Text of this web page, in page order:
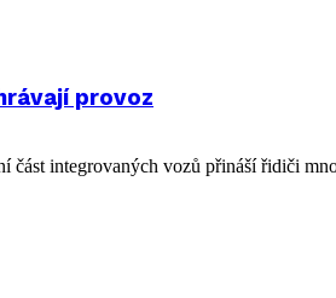
provoz
část integrovaných vozů přináší řidiči